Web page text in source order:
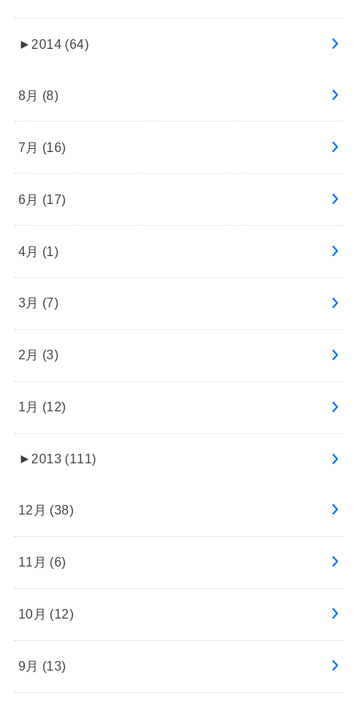
► 2014 (64)
8月 (8)
7月 (16)
6月 (17)
4月 (1)
3月 (7)
2月 (3)
1月 (12)
► 2013 (111)
12月 (38)
11月 (6)
10月 (12)
9月 (13)